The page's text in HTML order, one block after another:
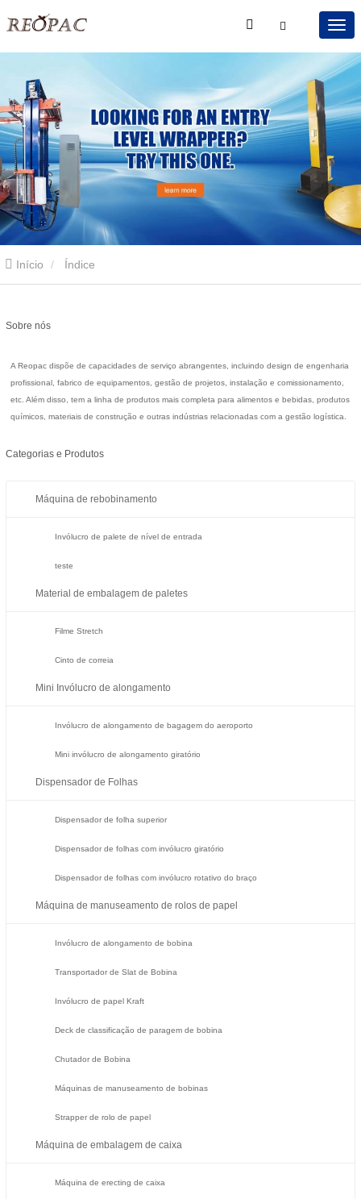
Início Índice
Sobre nós
A Reopac dispõe de capacidades de serviço abrangentes, incluindo design de engenharia
profissional, fabrico de equipamentos, gestão de projetos, instalação e comissionamento,
etc. Além disso, tem a linha de produtos mais completa para alimentos e bebidas, produtos
químicos, materiais de construção e outras indústrias relacionadas com a gestão logística.
Categorias e Produtos
Máquina de rebobinamento
Invólucro de palete de nível de entrada
teste
Material de embalagem de paletes
Filme Stretch
Cinto de correia
Mini Invólucro de alongamento
Invólucro de alongamento de bagagem do aeroporto
Mini invólucro de alongamento giratório
Dispensador de Folhas
Dispensador de folha superior
Dispensador de folhas com invólucro giratório
Dispensador de folhas com invólucro rotativo do braço
Máquina de manuseamento de rolos de papel
Invólucro de alongamento de bobina
Transportador de Slat de Bobina
Invólucro de papel Kraft
Deck de classificação de paragem de bobina
Chutador de Bobina
Máquinas de manuseamento de bobinas
Strapper de rolo de papel
Máquina de embalagem de caixa
Máquina de erecting de caixa